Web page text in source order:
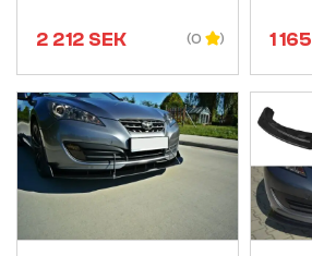
2 212 SEK (0 1 165
Visa